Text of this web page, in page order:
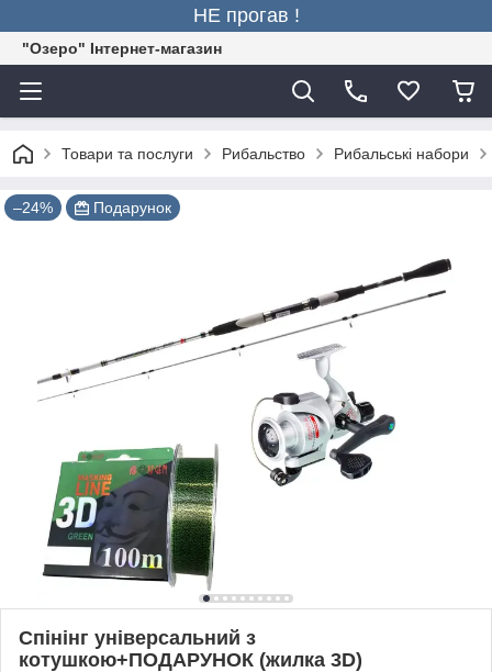
НЕ прогав !
"Озеро" Інтернет-магазин
Товари та послуги Рибальство Рибальські набори
–24% Подарунок
Спінінг універсальний з
котушкою+ПОДАРУНОК (жилка 3D)